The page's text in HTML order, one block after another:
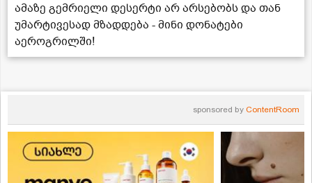
ამაზე გემრიელი დესერტი არ არსებობს და თან
უმარტივესად მზადდება - მინი დონატები
აეროგრილში!
sponsored by ContentRoom